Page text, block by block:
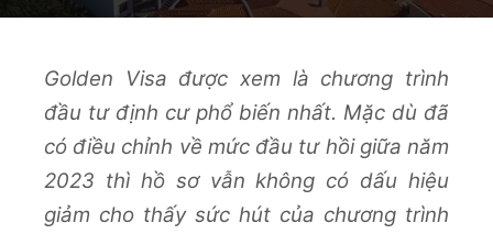
Golden Visa được xem là chương trình
đầu tư định cư phổ biến nhất. Mặc dù đã
có điều chỉnh về mức đầu tư hồi giữa năm
2023 thì hồ sơ vẫn không có dấu hiệu
giảm cho thấy sức hút của chương trình